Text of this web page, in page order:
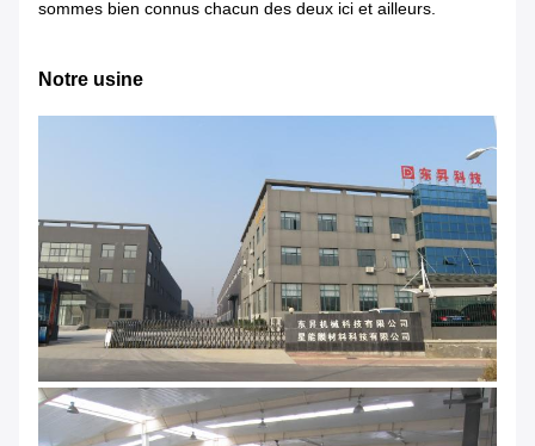
sommes bien connus chacun des deux ici et ailleurs.
Notre usine